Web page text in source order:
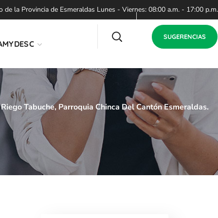
la Provincia de Esmeraldas Lunes - Viernes: 08:00 a.m. - 17:00 p.m.
SUGERENCIAS
Tabuche, Parroquia Chinca Del Cantón Esmeraldas.